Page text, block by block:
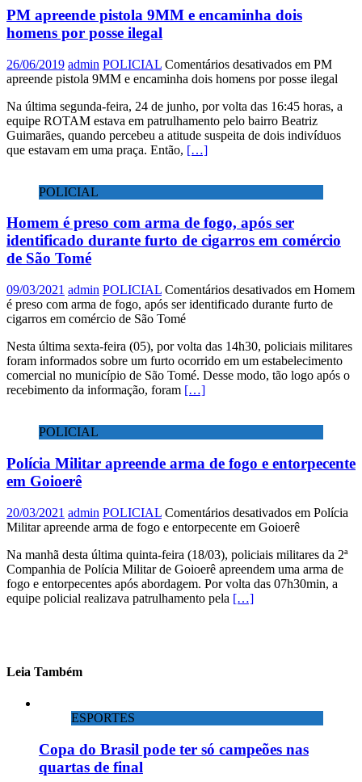
PM apreende pistola 9MM e encaminha dois
homens por posse ilegal
26/06/2019 admin POLICIAL Comentários desativados em PM
apreende pistola 9MM e encaminha dois homens por posse ilegal
Na última segunda-feira, 24 de junho, por volta das 16:45 horas, a
equipe ROTAM estava em patrulhamento pelo bairro Beatriz
Guimarães, quando percebeu a atitude suspeita de dois indivíduos
que estavam em uma praça. Então, […]
POLICIAL
Homem é preso com arma de fogo, após ser
identificado durante furto de cigarros em comércio
de São Tomé
09/03/2021 admin POLICIAL Comentários desativados em Homem
é preso com arma de fogo, após ser identificado durante furto de
cigarros em comércio de São Tomé
Nesta última sexta-feira (05), por volta das 14h30, policiais militares
foram informados sobre um furto ocorrido em um estabelecimento
comercial no município de São Tomé. Desse modo, tão logo após o
recebimento da informação, foram […]
POLICIAL
Polícia Militar apreende arma de fogo e entorpecente
em Goioerê
20/03/2021 admin POLICIAL Comentários desativados em Polícia
Militar apreende arma de fogo e entorpecente em Goioerê
Na manhã desta última quinta-feira (18/03), policiais militares da 2ª
Companhia de Polícia Militar de Goioerê apreendem uma arma de
fogo e entorpecentes após abordagem. Por volta das 07h30min, a
equipe policial realizava patrulhamento pela […]
Leia Também
ESPORTES
Copa do Brasil pode ter só campeões nas
quartas de final